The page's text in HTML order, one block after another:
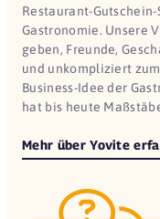
Restaurant-
Gastronomie. Unsere
geben, Freunde,
und unkompliziert
Business-Idee der
hat bis heute
Mehr über Yovite